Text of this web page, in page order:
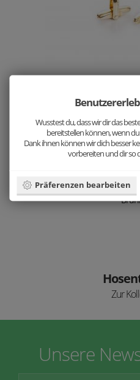
Zur
Zur
Unsere
Wusstest du, dass wir dir das
bereitstellen können, wenn
Dank ihnen können wir dich besser
vorbereiten und dir so
Präferenzen bearbeiten